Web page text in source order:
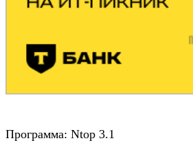
Программа: Ntop 3.1